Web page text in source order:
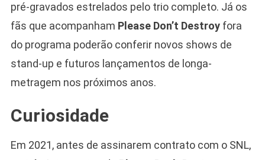
pré-gravados estrelados pelo trio completo. Já os
fãs que acompanham Please Don’t Destroyfora
do programa poderão conferir novos shows de
stand-up e futuros lançamentos de longa-
metragem nos próximos anos.
Curiosidade
Em 2021, antes de assinarem contrato com o SNL,